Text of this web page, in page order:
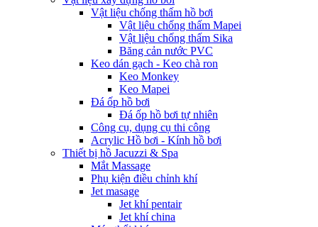
Vật liệu chống thấm hồ bơi
Vật liệu chống thấm Mapei
Vật liệu chống thấm Sika
Băng cản nước PVC
Keo dán gạch - Keo chà ron
Keo Monkey
Keo Mapei
Đá ốp hồ bơi
Đá ốp hồ bơi tự nhiên
Công cụ, dụng cụ thi công
Acrylic Hồ bơi - Kính hồ bơi
Thiết bị hồ Jacuzzi & Spa
Mắt Massage
Phụ kiện điều chỉnh khí
Jet masage
Jet khí pentair
Jet khí china